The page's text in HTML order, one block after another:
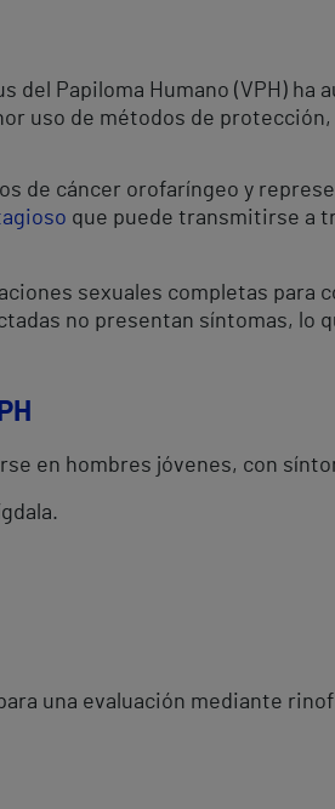
Papiloma Humano (VPH) ha
uso de métodos de
de cáncer orofaríngeo y
que puede transmitirse a
sexuales completas para
no presentan síntomas, lo
en hombres jóvenes, con
una evaluación mediante